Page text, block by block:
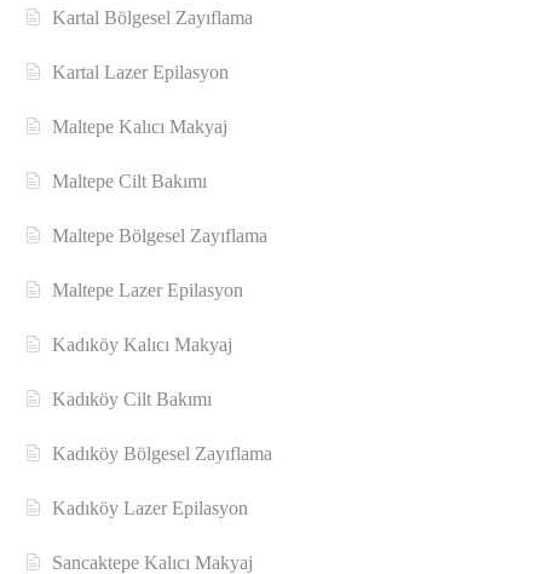
Kartal Bölgesel Zayıflama
Kartal Lazer Epilasyon
Maltepe Kalıcı Makyaj
Maltepe Cilt Bakımı
Maltepe Bölgesel Zayıflama
Maltepe Lazer Epilasyon
Kadıköy Kalıcı Makyaj
Kadıköy Cilt Bakımı
Kadıköy Bölgesel Zayıflama
Kadıköy Lazer Epilasyon
Sancaktepe Kalıcı Makyaj